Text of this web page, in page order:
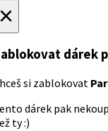
dárek
si zablokovat
dárek pak
ty :)